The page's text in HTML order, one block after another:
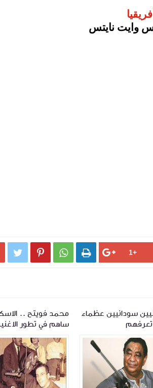
وايت نايتس
   
سودانيين عظماء
محمد فويتح ..
ساهم في تطور